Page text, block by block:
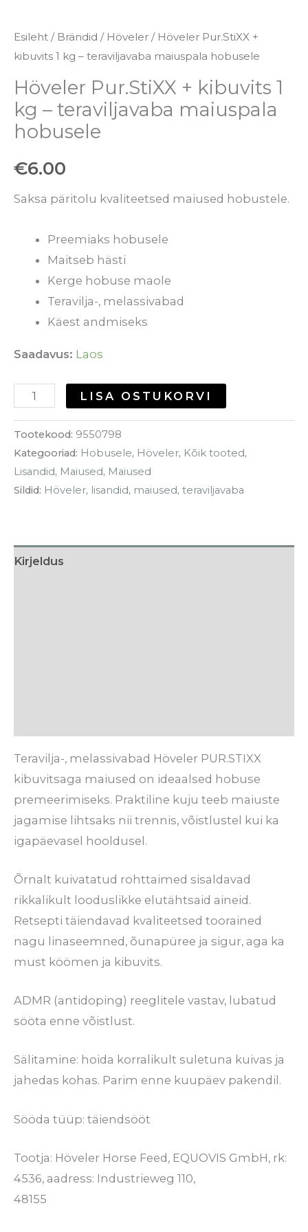
Esileht / Brändid / Höveler / Höveler Pur.StiXX +
kibuvits 1 kg – teraviljavaba maiuspala hobusele
Höveler Pur.StiXX + kibuvits 1
kg – teraviljavaba maiuspala
hobusele
€6.00
Saksa päritolu kvaliteetsed maiused hobustele.
Preemiaks hobusele
Maitseb hästi
Kerge hobuse maole
Teravilja-, melassivabad
Käest andmiseks
Saadavus: Laos
LISA OSTUKORVI
Tootekood: 9550798
Kategooriad: Hobusele, Höveler, Kõik tooted,
Lisandid, Maiused, Maiused
Sildid: Höveler, lisandid, maiused, teraviljavaba
Kirjeldus
Teravilja-, melassivabad Höveler PUR.STIXX
kibuvitsaga maiused on ideaalsed hobuse
premeerimiseks. Praktiline kuju teeb maiuste
jagamise lihtsaks nii trennis, võistlustel kui ka
igapäevasel hooldusel.
Õrnalt kuivatatud rohttaimed sisaldavad
rikkalikult looduslikke elutähtsaid aineid.
Retsepti täiendavad kvaliteetsed toorained
nagu linaseemned, õunapüree ja sigur, aga ka
must köömen ja kibuvits.
ADMR (antidoping) reeglitele vastav, lubatud
sööta enne võistlust.
Sälitamine: hoida korralikult suletuna kuivas ja
jahedas kohas. Parim enne kuupäev pakendil.
Sööda tüüp: täiendsööt
Tootja: Höveler Horse Feed, EQUOVIS GmbH, rk:
4536, aadress: Industrieweg 110,
48155